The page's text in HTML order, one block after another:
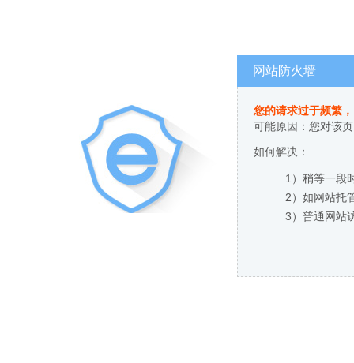
网站防火墙
您的请求过于频繁
可能原因：您对该
如何解决：
1）稍等一段
2）如网站托
3）普通网站